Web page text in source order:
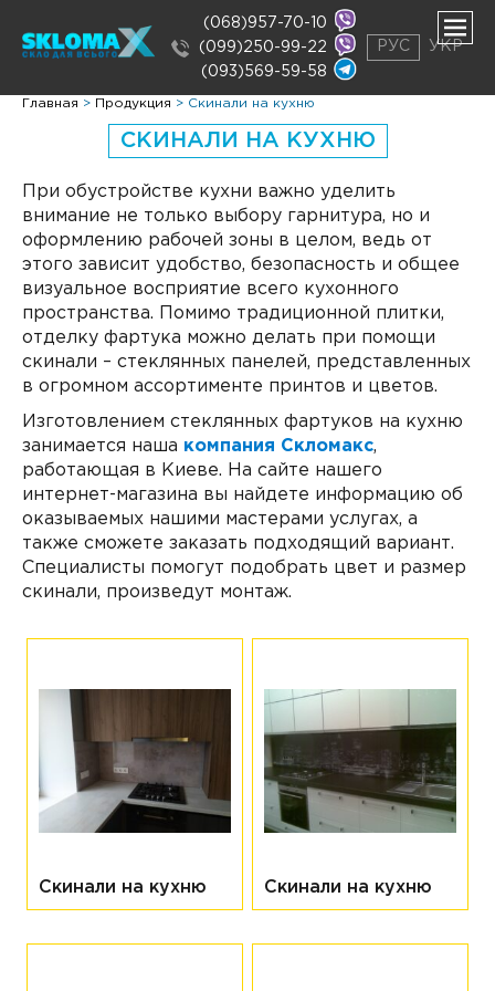
(068)957-70-10
(099)250-99-22
(093)569-59-58
РУС УКР
Главная > Продукция > Скинали на кухню
СКИНАЛИ НА КУХНЮ
При обустройстве кухни важно уделить
внимание не только выбору гарнитура, но и
оформлению рабочей зоны в целом, ведь от
этого зависит удобство, безопасность и общее
визуальное восприятие всего кухонного
пространства. Помимо традиционной плитки,
отделку фартука можно делать при помощи
скинали – стеклянных панелей, представленных
в огромном ассортименте принтов и цветов.
Изготовлением стеклянных фартуков на кухню
занимается наша компания Скломакс,
работающая в Киеве. На сайте нашего
интернет-магазина вы найдете информацию об
оказываемых нашими мастерами услугах, а
также сможете заказать подходящий вариант.
Специалисты помогут подобрать цвет и размер
скинали, произведут монтаж.
Скинали на кухню Скинали на кухню